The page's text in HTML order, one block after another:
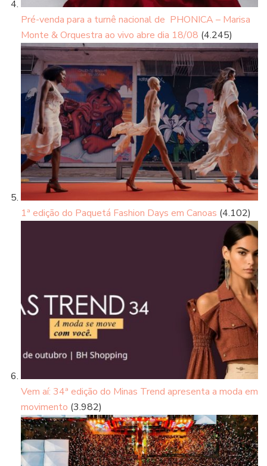
Pré-venda para a turnê nacional de PHONICA – Marisa
Monte & Orquestra ao vivo abre dia 18/08 (4.245)
1ª edição do Paquetá Fashion Days em Canoas (4.102)
Vem aí: 34ª edição do Minas Trend apresenta a moda em
movimento (3.982)